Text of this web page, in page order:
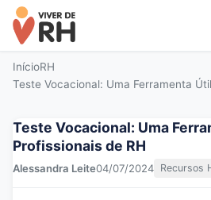
InícioRH
Teste Vocacional: Uma Ferramenta
Teste Vocacional: Uma
Profissionais de RH
Alessandra Leite04/07/2024 Recursos